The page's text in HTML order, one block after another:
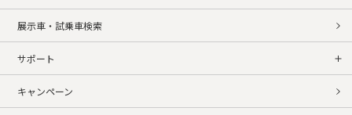
展示車・試乗車検索
サポート
キャンペーン